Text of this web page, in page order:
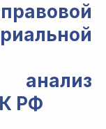
РФ